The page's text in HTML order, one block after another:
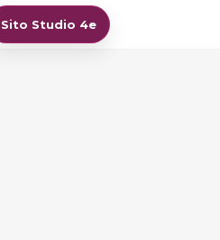
Sito Studio 4e